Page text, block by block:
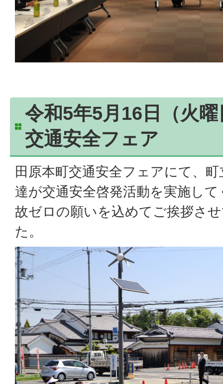
令和5年5月16日（火
交通安全フェア
田原本町交通安全フェアにて、
達が交通安全啓発活動を実施し
故ゼロの願いを込めてご挨拶さ
た。